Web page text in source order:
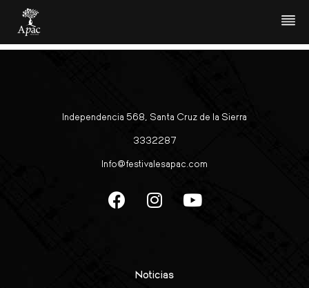
Nadja Zwiener
Independencia 568, Santa Cruz de la Sierra
3332287
Info@festivalesapac.com
Noticias